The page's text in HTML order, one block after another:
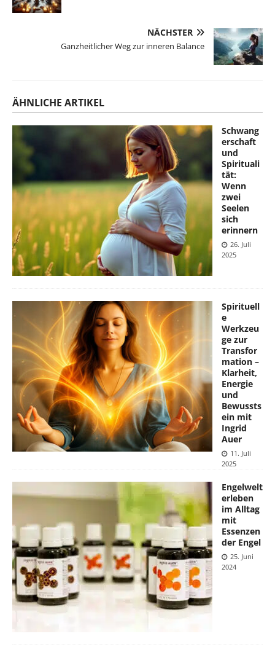
NÄCHSTER
Ganzheitlicher Weg zur inneren Balance
ÄHNLICHE ARTIKEL
Schwang
erschaft
und
Spirituali
tät:
Wenn
zwei
Seelen
sich
erinnern
26. Juli
2025
Spirituell
e
Werkzeu
ge zur
Transfor
mation –
Klarheit,
Energie
und
Bewussts
ein mit
Ingrid
Auer
11. Juli
2025
Engelwelt
erleben
im Alltag
mit
Essenzen
der Engel
25. Juni
2024